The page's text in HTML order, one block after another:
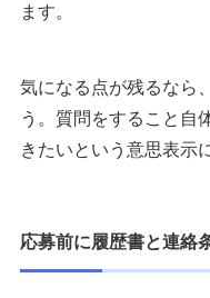
ます。
気になる点が残るなら
う。質問をすること自
きたいという意思表示
応募前に履歴書と連絡